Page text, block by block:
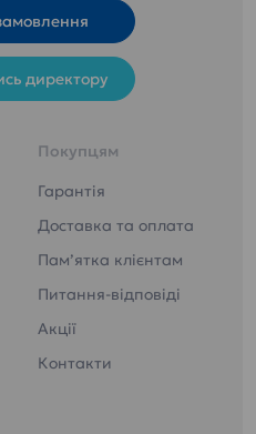
Знезаражена
озоном та
ультрафіолетом
Питна вода «ЕТАЛОН
ПРЕМІУМ» - ідеально
дошкільного та
директору
Покупцям
Гарантія
Доставка та оплата
Пам’ятка клієнтам
Питання-відповіді
Акції
Контакти